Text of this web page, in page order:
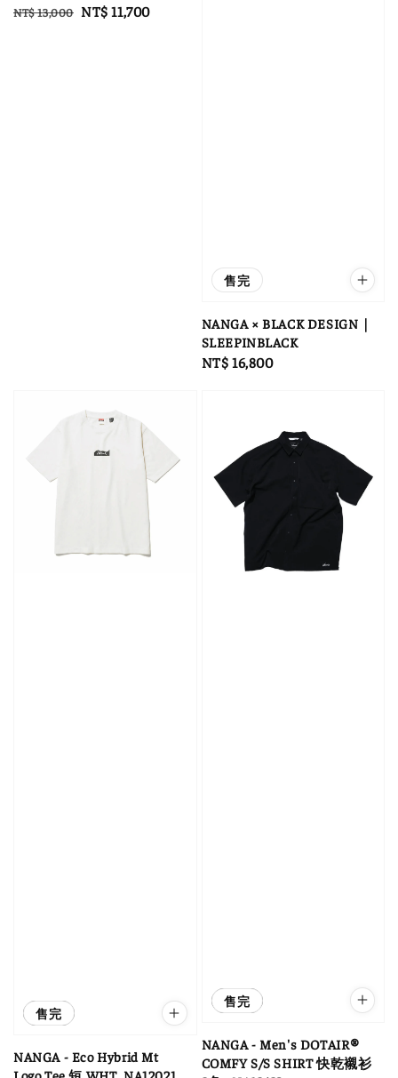
Regular
NT$ 13,000 Sale
NT$ 11,700
售完
NANGA × BLACK DESIGN｜
SLEEPINBLACK
Regular
NT$ 16,800
優惠
售完
NANGA - Eco Hybrid Mt
Logo Tee 短 WHT_NA12021
優惠
售完
NANGA - Men's DOTAIR®
COMFY S/S SHIRT 快乾襯衫